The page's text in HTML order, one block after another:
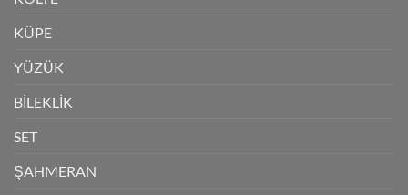
KÜPE
YÜZÜK
BİLEKLİK
SET
ŞAHMERAN